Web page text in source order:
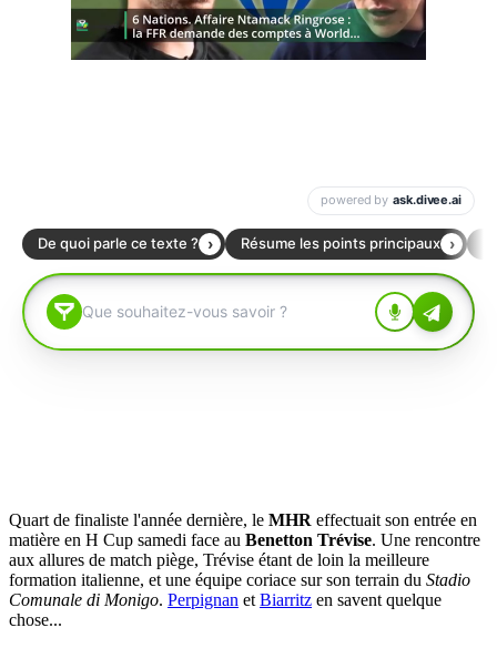
Quart de finaliste l'année dernière, le MHR effectuait son entrée en
matière en H Cup samedi face au Benetton Trévise. Une rencontre
aux allures de match piège, Trévise étant de loin la meilleure
formation italienne, et une équipe coriace sur son terrain du Stadio
Comunale di Monigo. Perpignan et Biarritz en savent quelque
chose...